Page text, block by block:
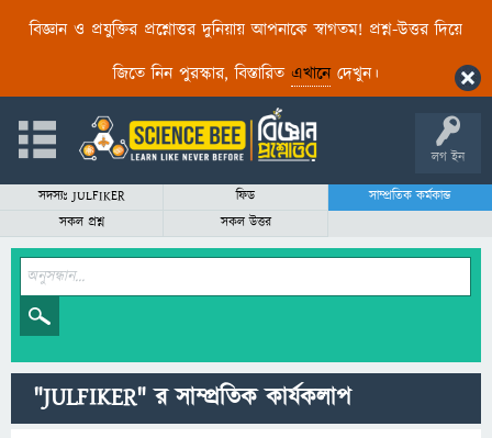
বিজ্ঞান ও প্রযুক্তির প্রশ্নোত্তর দুনিয়ায় আপনাকে স্বাগতম! প্রশ্ন-উত্তর দিয়ে
জিতে নিন পুরস্কার, বিস্তারিত এখানেদেখুন।
লগ ইন
সদস্যঃ JULFIKER ফিড
সাম্প্রতিক কর্মকান্ড
সকল প্রশ্ন
সকল উত্তর
"JULFIKER" র সাম্প্রতিক কার্যকলাপ